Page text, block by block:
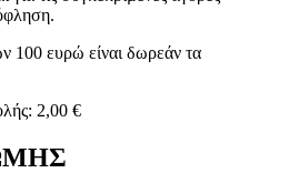
100 ευρώ είναι δωρεάν τα
2,00 €